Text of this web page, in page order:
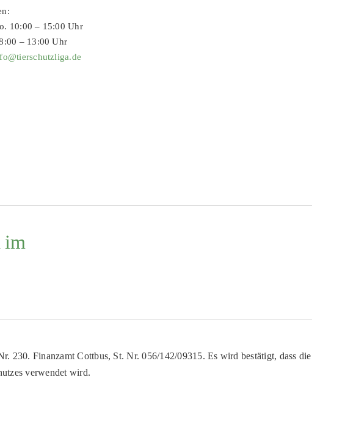
10:00 – 15:00 Uhr
– 13:00 Uhr
im
230. Finanzamt Cottbus, St. Nr. 056/142/09315. Es wird bestätigt, dass die
verwendet wird.